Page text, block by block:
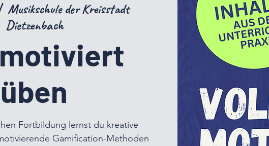
Musikschule der Kreisstadt
Dietzenbach
üben
Fortbildung lernst du kreative
Gamification-Methoden